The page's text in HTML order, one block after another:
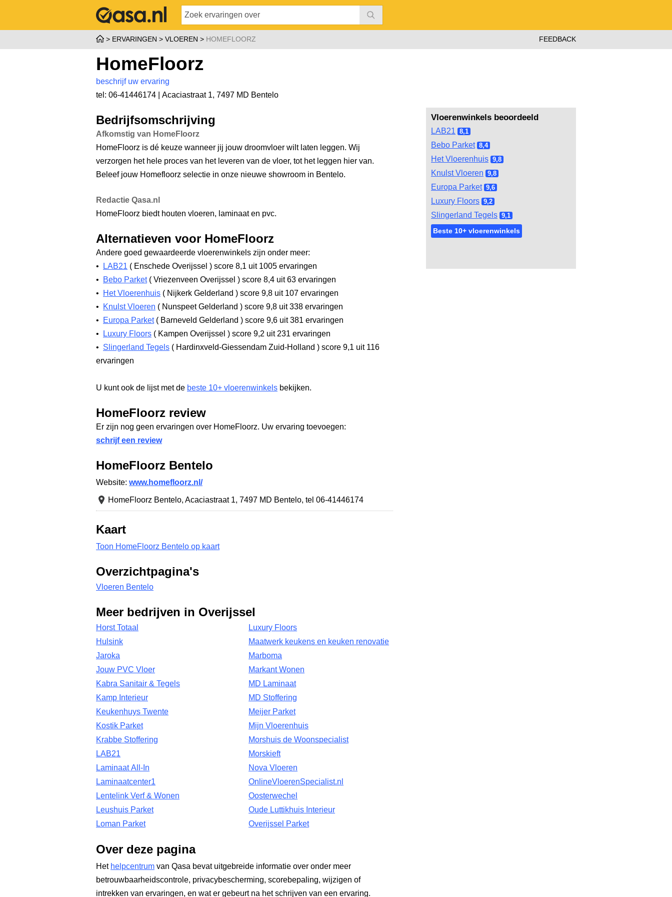
ERVARINGEN VLOEREN HOMEFLOORZ FEEDBACK
HomeFloorz
beschrijf uw ervaring
tel: 06-41446174 | Acaciastraat 1, 7497 MD Bentelo
Vloerenwinkels beoordeeld
LAB21 8,1
Bebo Parket 8,4
Het Vloerenhuis 9,8
Knulst Vloeren 9,8
Europa Parket 9,6
Luxury Floors 9,2
Slingerland Tegels 9,1
Beste 10+ vloerenwinkels
Bedrijfsomschrijving
Afkomstig van HomeFloorz
HomeFloorz is dé keuze wanneer jij jouw droomvloer wilt laten leggen. Wij
verzorgen het hele proces van het leveren van de vloer, tot het leggen hier van.
Beleef jouw Homefloorz selectie in onze nieuwe showroom in Bentelo.
Redactie Qasa.nl
HomeFloorz biedt houten vloeren, laminaat en pvc.
Alternatieven voor HomeFloorz
Andere goed gewaardeerde vloerenwinkels zijn onder meer:
•
LAB21 ( Enschede Overijssel ) score 8,1 uit 1005 ervaringen
•
Bebo Parket ( Vriezenveen Overijssel ) score 8,4 uit 63 ervaringen
•
Het Vloerenhuis ( Nijkerk Gelderland ) score 9,8 uit 107 ervaringen
•
Knulst Vloeren ( Nunspeet Gelderland ) score 9,8 uit 338 ervaringen
•
Europa Parket ( Barneveld Gelderland ) score 9,6 uit 381 ervaringen
•
Luxury Floors ( Kampen Overijssel ) score 9,2 uit 231 ervaringen
• Slingerland Tegels ( Hardinxveld-Giessendam Zuid-Holland ) score 9,1 uit 116
ervaringen
U kunt ook de lijst met de beste 10+ vloerenwinkels bekijken.
HomeFloorz review
Er zijn nog geen ervaringen over HomeFloorz. Uw ervaring toevoegen:
schrijf een review
HomeFloorz Bentelo
Website: www.homefloorz.nl/
HomeFloorz Bentelo, Acaciastraat 1, 7497 MD Bentelo, tel 06-41446174
Kaart
Toon HomeFloorz Bentelo op kaart
Overzichtpagina's
Vloeren Bentelo
Meer bedrijven in Overijssel
Horst Totaal
Hulsink
Jaroka
Jouw PVC Vloer
Kabra Sanitair & Tegels
Kamp Interieur
Keukenhuys Twente
Kostik Parket
Krabbe Stoffering
LAB21
Laminaat All-In
Laminaatcenter1
Lentelink Verf & Wonen
Leushuis Parket
Loman Parket
Luxury Floors
Maatwerk keukens en keuken renovatie
Marboma
Markant Wonen
MD Laminaat
MD Stoffering
Meijer Parket
Mijn Vloerenhuis
Morshuis de Woonspecialist
Morskieft
Nova Vloeren
OnlineVloerenSpecialist.nl
Oosterwechel
Oude Luttikhuis Interieur
Overijssel Parket
Over deze pagina
Het helpcentrum van Qasa bevat uitgebreide informatie over onder meer
betrouwbaarheidscontrole, privacybescherming, scorebepaling, wijzigen of
intrekken van ervaringen, en wat er gebeurt na het schrijven van een ervaring.